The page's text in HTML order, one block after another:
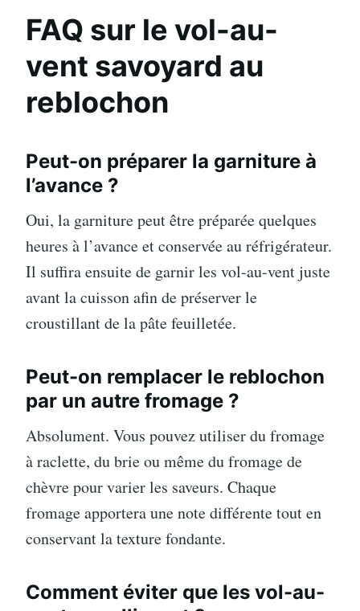
FAQ sur le vol-au-
vent savoyard au
reblochon
Peut-on préparer la garniture à
l’avance ?
Oui, la garniture peut être préparée quelques
heures à l’avance et conservée au réfrigérateur.
Il suffira ensuite de garnir les vol-au-vent juste
avant la cuisson afin de préserver le
croustillant de la pâte feuilletée.
Peut-on remplacer le reblochon
par un autre fromage ?
Absolument. Vous pouvez utiliser du fromage
à raclette, du brie ou même du fromage de
chèvre pour varier les saveurs. Chaque
fromage apportera une note différente tout en
conservant la texture fondante.
Comment éviter que les vol-au-